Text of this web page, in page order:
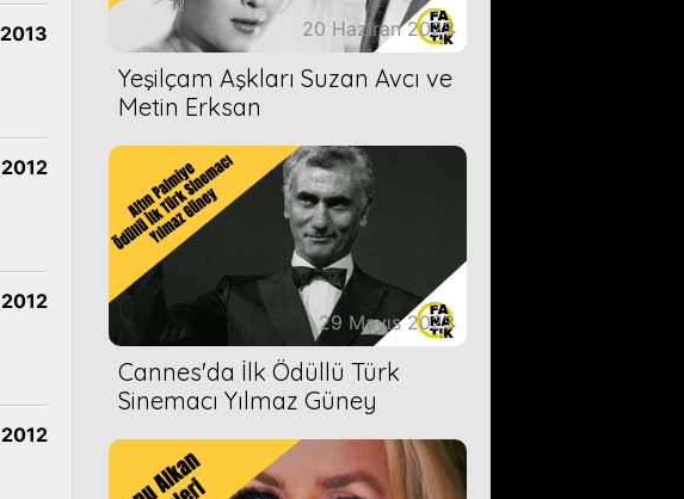
2013
2012
2012
2012
20 Haziran 2023
Yeşilçam Aşkları Suzan Avcı ve
Metin Erksan
29 Mayıs 2023
Cannes'da İlk Ödüllü Türk
Sinemacı Yılmaz Güney